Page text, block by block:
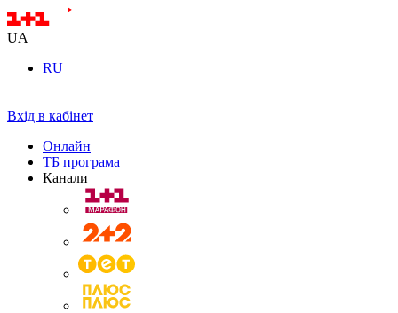
UA
RU
Вхід в кабінет
Онлайн
ТБ програма
Канали